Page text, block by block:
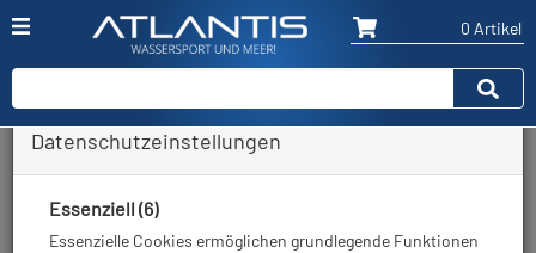
0 Artikel
Zurück
Datenschutzeinstellungen
Essenziell (6)
Essenzielle Cookies ermöglichen grundlegende Funktionen